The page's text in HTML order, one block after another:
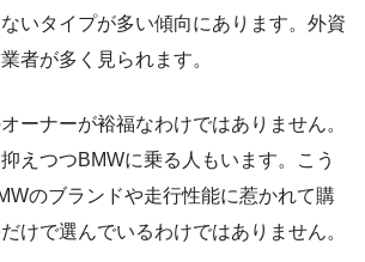
いタイプが多い傾向にあります。外資
者が多く見られます。
ーナーが裕福なわけではありません。
えつつBMWに乗る人もいます。こう
のブランドや走行性能に惹かれて購
けで選んでいるわけではありません。